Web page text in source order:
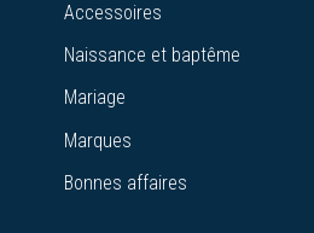
Accessoires
Naissance et baptême
Mariage
Marques
Bonnes affaires